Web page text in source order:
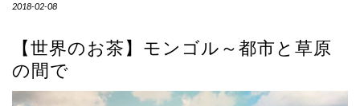
2018-02-08
【世界のお茶】モンゴル～都市と草原
の間で